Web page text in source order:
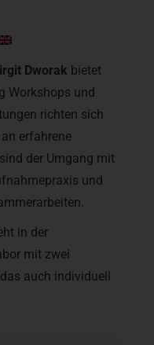
Dworak bietet
Workshops und
richten sich
erfahrene
der Umgang mit
und
in der
mit zwei
auch individuell